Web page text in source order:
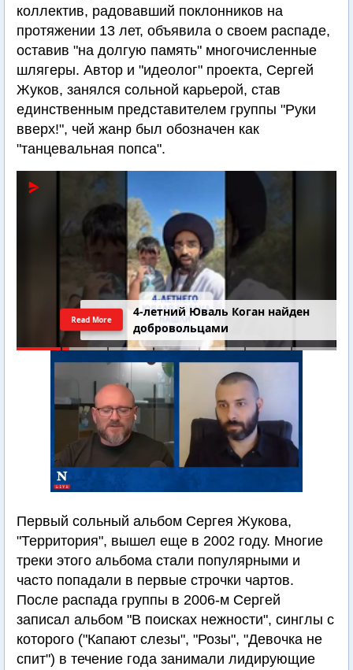
коллектив, радовавший поклонников на
протяжении 13 лет, объявила о своем распаде,
оставив "на долгую память" многочисленные
шлягеры. Автор и "идеолог" проекта, Сергей
Жуков, занялся сольной карьерой, став
единственным представителем группы "Руки
вверх!", чей жанр был обозначен как
"танцевальная попса".
4-летний Юваль Коган найден
добровольцами
Read More
Первый сольный альбом Сергея Жукова,
"Территория", вышел еще в 2002 году. Многие
треки этого альбома стали популярными и
часто попадали в первые строчки чартов.
После распада группы в 2006-м Сергей
записал альбом "В поисках нежности", синглы с
которого ("Капают слезы", "Розы", "Девочка не
спит") в течение года занимали лидирующие